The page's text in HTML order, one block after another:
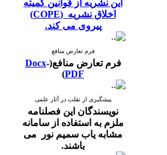
این نشریه از قوانین کمیته
اخلاق نشریه (COPE)
پیروی می کند.
فرم تعارض منافع
فرم تعارض منافع( Docx-
PDF
)
پیشگیری از تقلب در آثار علمی
نویسندگان این فصلنامه
ملزم به استفاده از سامانه
مشابه یاب سمیم نور می
باشند.